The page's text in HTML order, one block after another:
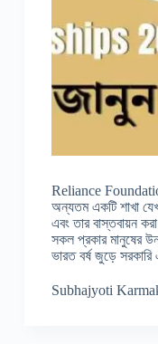
Reliance
অন্যতম একটি শাখা
এবং তার বাস্তবায়ন
সকল প্রকার মানুষের
ভারত বর্ষ জুড়ে
Subhajyoti